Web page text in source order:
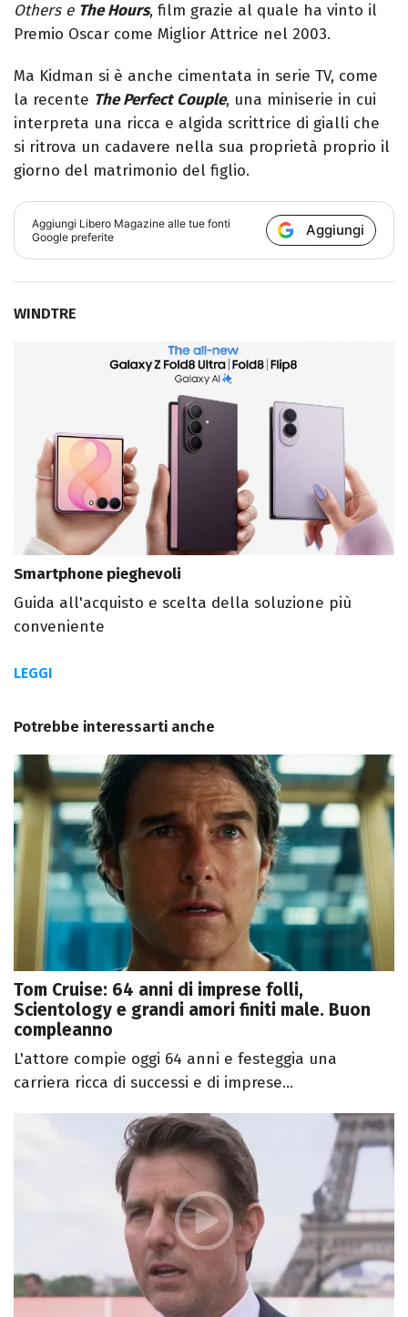
Others e The Hours, film grazie al quale ha vinto il
Premio Oscar come Miglior Attrice nel 2003.
Ma Kidman si è anche cimentata in serie TV, come
la recente The Perfect Couple, una miniserie in cui
interpreta una ricca e algida scrittrice di gialli che
si ritrova un cadavere nella sua proprietà proprio il
giorno del matrimonio del figlio.
Aggiungi Libero Magazine alle tue fonti
Google preferite
Aggiungi
WINDTRE
Smartphone pieghevoli
Guida all'acquisto e scelta della soluzione più
conveniente
LEGGI
Potrebbe interessarti anche
Tom Cruise: 64 anni di imprese folli,
Scientology e grandi amori finiti male. Buon
compleanno
L'attore compie oggi 64 anni e festeggia una
carriera ricca di successi e di imprese...